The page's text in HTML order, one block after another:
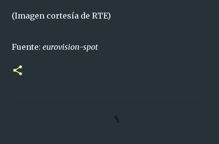
(Imagen cortesía de RTE)
Fuente: eurovision-spot